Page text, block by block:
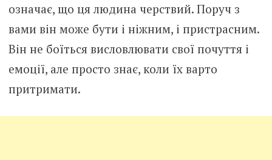
означає, що ця людина черствий. Поруч з
вами він може бути і ніжним, і пристрасним.
Він не боїться висловлювати свої почуття і
емоції, але просто знає, коли їх варто
притримати.